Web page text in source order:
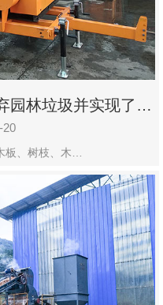
园林垃圾并实现了再
20
板、树枝、木…